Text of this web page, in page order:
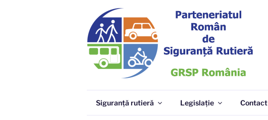
conținut
GRSP
Parteneriatul Român de Siguranță Rutieră
Siguranță rutieră Legislație Contact